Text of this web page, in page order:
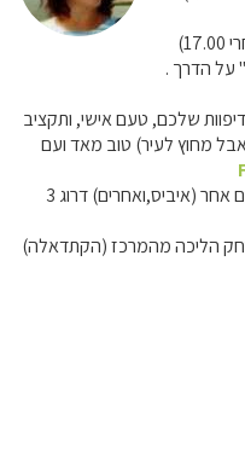
אם הנחיתה תתקיים מאוחר יותר (נניח אחרי 17.00)
שלכם, טעם אישי, ותקציב
(אבל מחוץ לעיר) טוב מאד ועם
המלונות בתוך מרכז העיר- כמו בכל מקום אחר (איביס,ואחרים) דרוג 3